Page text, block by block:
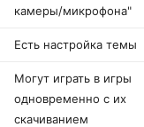
камеры/микрофона"
Есть настройка темы
Могут играть в игры
одновременно с их
скачиванием